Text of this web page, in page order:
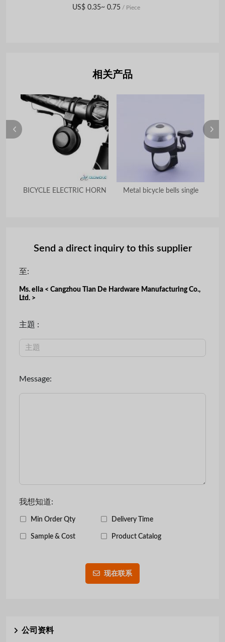
US$ 0.35~ 0.75 / Piece
相关产品
BICYCLE ELECTRIC HORN Metal bicycle bells single
Send a direct inquiry to this supplier
至:
Ms. ella < Cangzhou Tian De Hardware Manufacturing Co.,
Ltd. >
主題 :
Message:
我想知道:
Min Order Qty Delivery Time
Sample & Cost Product Catalog
现在联系
公司资料